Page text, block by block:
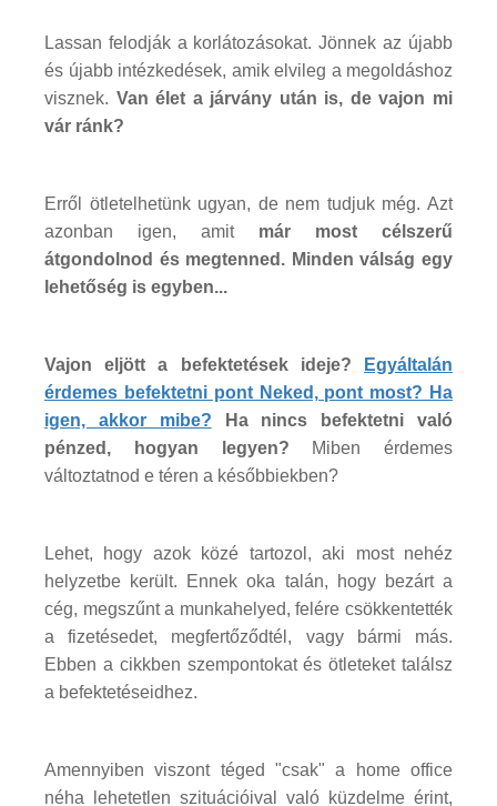
Lassan felodják a korlátozásokat. Jönnek az újabb
és újabb intézkedések, amik elvileg a megoldáshoz
visznek. Van élet a járvány után is, de vajon mi
vár ránk?
Erről ötletelhetünk ugyan, de nem tudjuk még. Azt
azonban igen, amit már most célszerű
átgondolnod és megtenned. Minden válság egy
lehetőség is egyben...
Vajon eljött a befektetések ideje?
Egyáltalán
érdemes befektetni pont Neked, pont most? Ha
igen, akkor mibe?
Ha nincs befektetni való
pénzed, hogyan legyen? Miben érdemes
változtatnod e téren a későbbiekben?
Lehet, hogy azok közé tartozol, aki most nehéz
helyzetbe került. Ennek oka talán, hogy bezárt a
cég, megszűnt a munkahelyed, felére csökkentették
a fizetésedet, megfertőződtél, vagy bármi más.
Ebben a cikkben szempontokat és ötleteket találsz
a befektetéseidhez.
Amennyiben viszont téged "csak" a home office
néha lehetetlen szituációival való küzdelme érint,